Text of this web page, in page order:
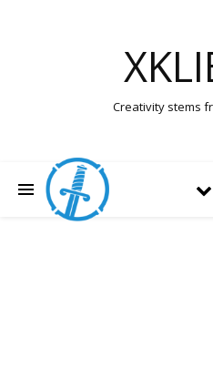
Creativity stems